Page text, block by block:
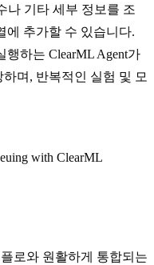
나 기타 세부 정보를 조
에 추가할 수 있습니다.
하는 ClearML Agent가
며, 반복적인 실험 및 모
로와 원활하게 통합되는